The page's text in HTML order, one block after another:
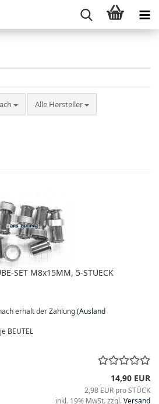
Alle Hersteller
SET M8x15MM, 5-STUECK
erhalt der Zahlung(Ausland
BEUTEL
14,90 EUR
2,98 EUR pro STÜCK
inkl. 19% MwSt. zzgl.Versand